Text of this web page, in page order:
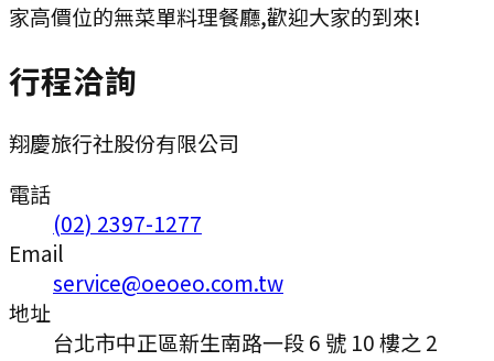
家高價位的無菜單料理餐廳,歡迎大家的到來!
行程洽詢
翔慶旅行社股份有限公司
電話
(02) 2397-1277
Email
service@oeoeo.com.tw
地址
台北市中正區新生南路一段 6 號 10 樓之 2